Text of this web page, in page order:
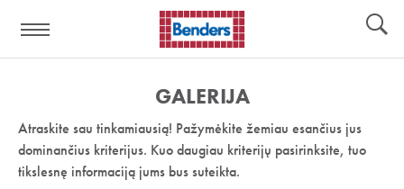
nuoroda:
GALERIJA
Atraskite sau tinkamiausią! Pažymėkite žemiau esančius jus
dominančius kriterijus. Kuo daugiau kriterijų pasirinksite, tuo
tikslesnę informaciją jums bus suteikta.